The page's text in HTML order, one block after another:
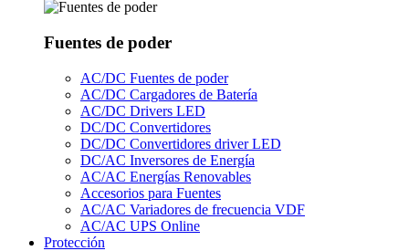
Fuentes de poder
AC/DC Fuentes de poder
AC/DC Cargadores de Batería
AC/DC Drivers LED
DC/DC Convertidores
DC/DC Convertidores driver LED
DC/AC Inversores de Energía
AC/AC Energías Renovables
Accesorios para Fuentes
AC/AC Variadores de frecuencia VDF
AC/AC UPS Online
Protección